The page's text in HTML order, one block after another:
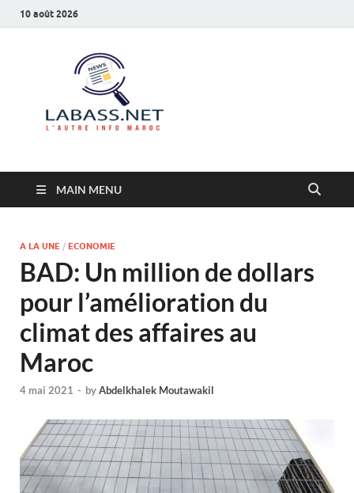
10 août 2026
MAIN MENU
A LA UNE / ECONOMIE
BAD: Un million de dollars
pour l’amélioration du
climat des affaires au
Maroc
4 mai 2021 - byAbdelkhalek Moutawakil